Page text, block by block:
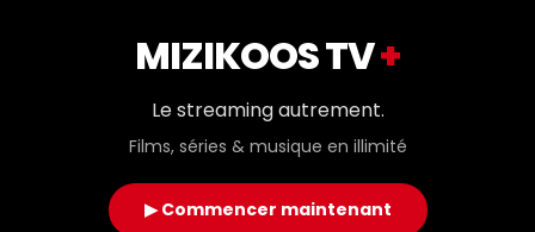
MIZIKOOS TV+
Le streaming autrement.
Films, séries & musique en illimité
▶ Commencer maintenant